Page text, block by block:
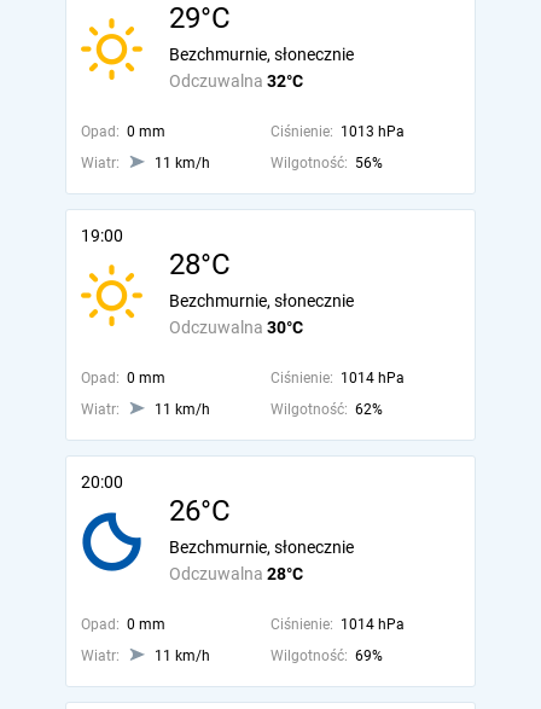
29°C
Odczuwalna 32°C
Bezchmurnie, słonecznie
Opad: 0 mm Ciśnienie: 1013 hPa
Wiatr:
11 km/h Wilgotność: 56%
19:00
28°C
Odczuwalna 30°C
Bezchmurnie, słonecznie
Opad: 0 mm Ciśnienie: 1014 hPa
Wiatr:
11 km/h Wilgotność: 62%
20:00
26°C
Odczuwalna 28°C
Bezchmurnie, słonecznie
Opad: 0 mm Ciśnienie: 1014 hPa
Wiatr:
11 km/h Wilgotność: 69%